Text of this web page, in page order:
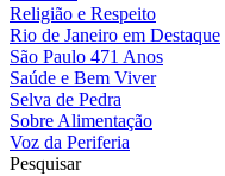
Religião e Respeito
Rio de Janeiro em Destaque
São Paulo 471 Anos
Saúde e Bem Viver
Selva de Pedra
Sobre Alimentação
Voz da Periferia
Pesquisar